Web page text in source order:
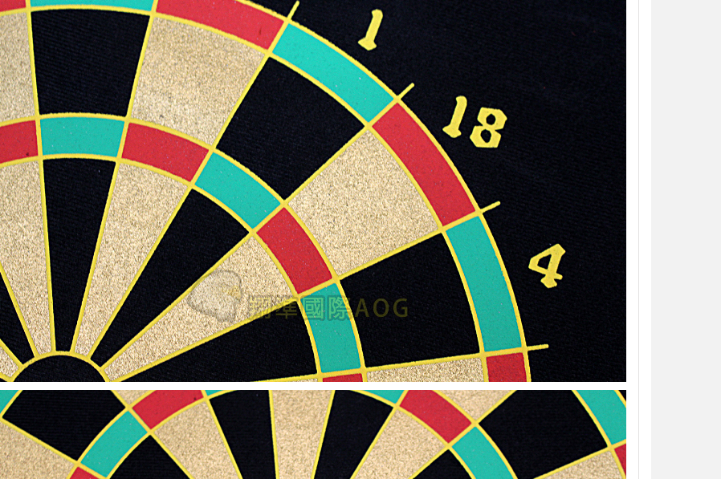
】冰鼠電動脈衝水槍 噴
發光款電動水槍 連
夏日玩具水戰神器水仗
NT$ 元
入購物車
【翔準AOG】新品免運Umarex/VFC
HK33 GBBR 瓦斯長槍 D-VF2-LHK33
GBB 增強後作力HK53
NT$14800元 NT$ 元
加入購物車
【翔準AOG】S&T M249 PARA 運動
版 AEG 黑 M4 彈匣款 電動機槍 伸縮
托傘兵輕量化機槍尼龍
NT$5850元 NT$ 元
加入購物車
【翔準AOG】MIT 橡膠
彈 3g 100顆罐裝 台灣製造
心橡膠訓練用途橡膠防護彈
NT$230元